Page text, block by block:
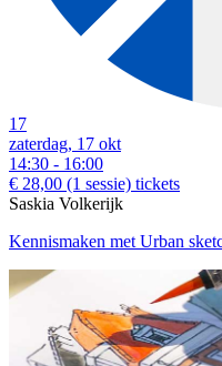
17
zaterdag, 17 okt
14:30 - 16:00
€ 28,00 (1 sessie) tickets
Saskia Volkerijk
Kennismaken met Urban